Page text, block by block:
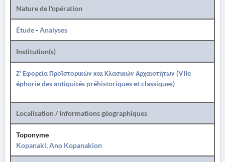
Nature de l'opération
Étude-Analyses
Institution(s)
Ζ' Εφορεία Προϊστορικών και Κλασικών Αρχαιοτήτων (VIIe
éphorie des antiquités préhistoriques et classiques)
Localisation / Informations géographiques
Toponyme
Kopanaki, Ano Kopanakion